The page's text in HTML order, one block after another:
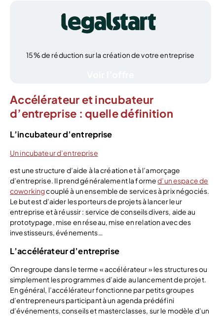
15% de réduction sur la création de votre entreprise
Accélérateur et incubateur
d’entreprise : quelle définition
L’incubateur d’entreprise
Un incubateur d’entreprise
est une structure d’aide à la création et à l’amorçage
d’entreprise. Il prend généralement la formed’un espace de
coworkingcouplé à un ensemble de services à prix négociés.
Le but est d’aider les porteurs de projets à lancer leur
entreprise et à réussir : service de conseils divers, aide au
prototypage, mise en réseau, mise en relation avec des
investisseurs, événements…
L’accélérateur d’entreprise
On regroupe dans le terme « accélérateur » les structures ou
simplement les programmes d’aide au lancement de projet.
En général, l’accélérateur fonctionne par petits groupes
d’entrepreneurs participant à un agenda prédéfini
d’événements, conseils et masterclasses, sur le modèle d’un